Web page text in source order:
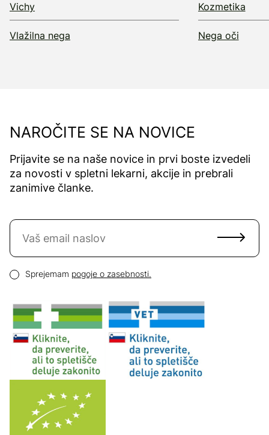
Vichy
Vlažilna nega
Kozmetika
Nega oči
NAROČITE SE NA NOVICE
Prijavite se na naše novice in prvi boste izvedeli
za novosti v spletni lekarni, akcije in prebrali
zanimive članke.
Naročite se na novice
Pogoji zasebnosti
Sprejemam pogoje o zasebnosti.